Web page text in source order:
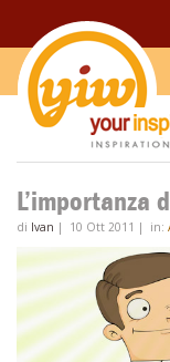
L’importanza
di Ivan | 10 Ott 2011 | in: